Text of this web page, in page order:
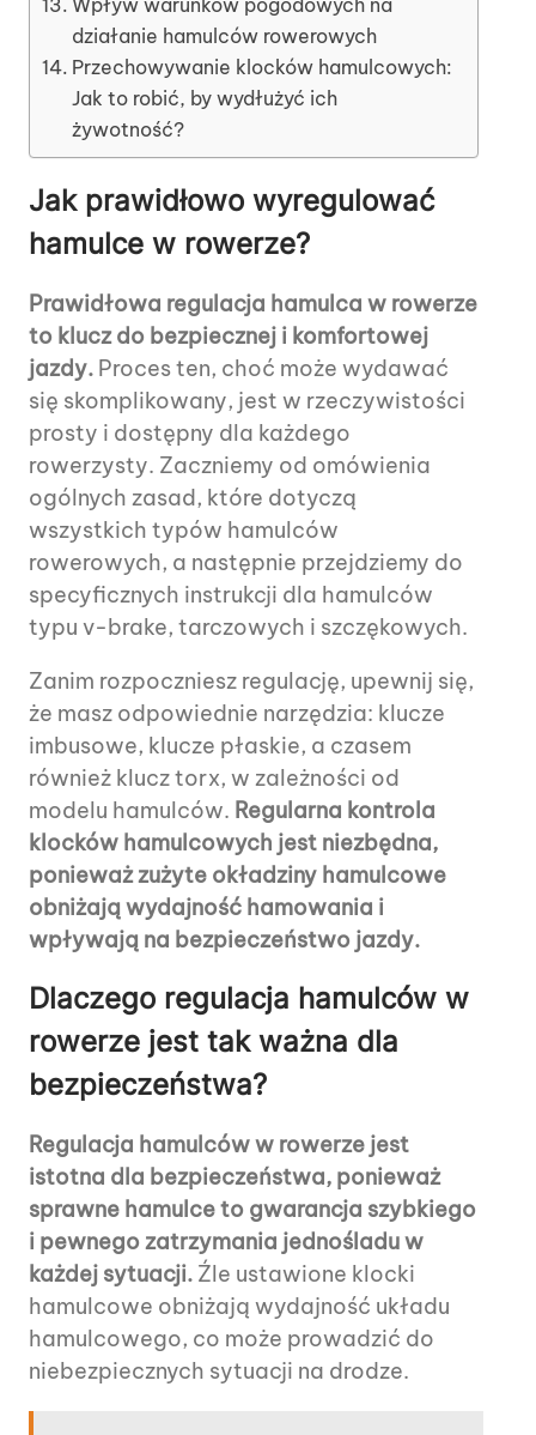
działanie hamulców rowerowych
Przechowywanie klocków hamulcowych:
Jak to robić, by wydłużyć ich
żywotność?
Jak prawidłowo wyregulować
hamulce w rowerze?
Prawidłowa regulacja hamulca w rowerze
to klucz do bezpiecznej i komfortowej
jazdy. Proces ten, choć może wydawać
się skomplikowany, jest w rzeczywistości
prosty i dostępny dla każdego
rowerzysty. Zaczniemy od omówienia
ogólnych zasad, które dotyczą
wszystkich typów hamulców
rowerowych, a następnie przejdziemy do
specyficznych instrukcji dla hamulców
typu v-brake, tarczowych i szczękowych.
Zanim rozpoczniesz regulację, upewnij się,
że masz odpowiednie narzędzia: klucze
imbusowe, klucze płaskie, a czasem
również klucz torx, w zależności od
modelu hamulców. Regularna kontrola
klocków hamulcowych jest niezbędna,
ponieważ zużyte okładziny hamulcowe
obniżają wydajność hamowania i
wpływają na bezpieczeństwo jazdy.
Dlaczego regulacja hamulców w
rowerze jest tak ważna dla
bezpieczeństwa?
Regulacja hamulców w rowerze jest
istotna dla bezpieczeństwa, ponieważ
sprawne hamulce to gwarancja szybkiego
i pewnego zatrzymania jednośladu w
każdej sytuacji. Źle ustawione klocki
hamulcowe obniżają wydajność układu
hamulcowego, co może prowadzić do
niebezpiecznych sytuacji na drodze.